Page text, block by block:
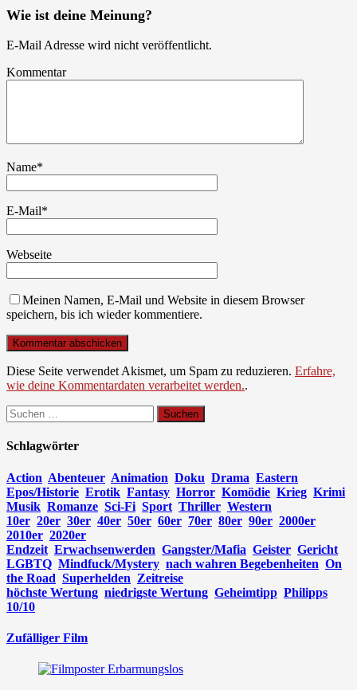
Wie ist deine Meinung?
E-Mail Adresse wird nicht veröffentlicht.
Kommentar
Name*
E-Mail*
Webseite
Meinen Namen, E-Mail und Website in diesem Browser
speichern, bis ich wieder kommentiere.
Diese Seite verwendet Akismet, um Spam zu reduzieren. Erfahre,
wie deine Kommentardaten verarbeitet werden..
Suchen
nach:
Schlagwörter
Action Abenteuer Animation Doku Drama Eastern
Epos/Historie Erotik Fantasy Horror Komödie Krieg Krimi
Musik Romanze Sci-Fi Sport Thriller Western
10er 20er 30er 40er 50er 60er 70er 80er 90er 2000er
2010er 2020er
Endzeit Erwachsenwerden Gangster/Mafia Geister Gericht
LGBTQ Mindfuck/Mystery nach wahren Begebenheiten On
the Road Superhelden Zeitreise
höchste Wertung niedrigste Wertung Geheimtipp Philipps
10/10
Zufälliger Film